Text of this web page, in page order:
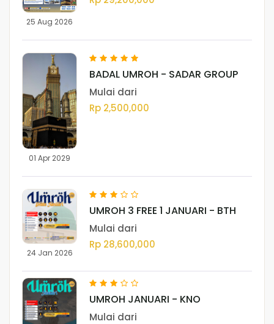
25 Aug 2026
01 Apr 2029
BADAL UMROH - SADAR GROUP
Mulai dari
Rp 2,500,000
24 Jan 2026
UMROH 3 FREE 1 JANUARI - BTH
Mulai dari
Rp 28,600,000
UMROH JANUARI - KNO
Mulai dari